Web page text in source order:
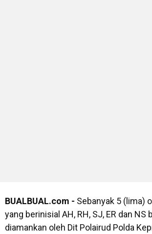
BUALBUAL.com - Sebanyak 5 (lima)
yang berinisial AH, RH, SJ, ER dan NS
diamankan oleh Dit Polairud Polda